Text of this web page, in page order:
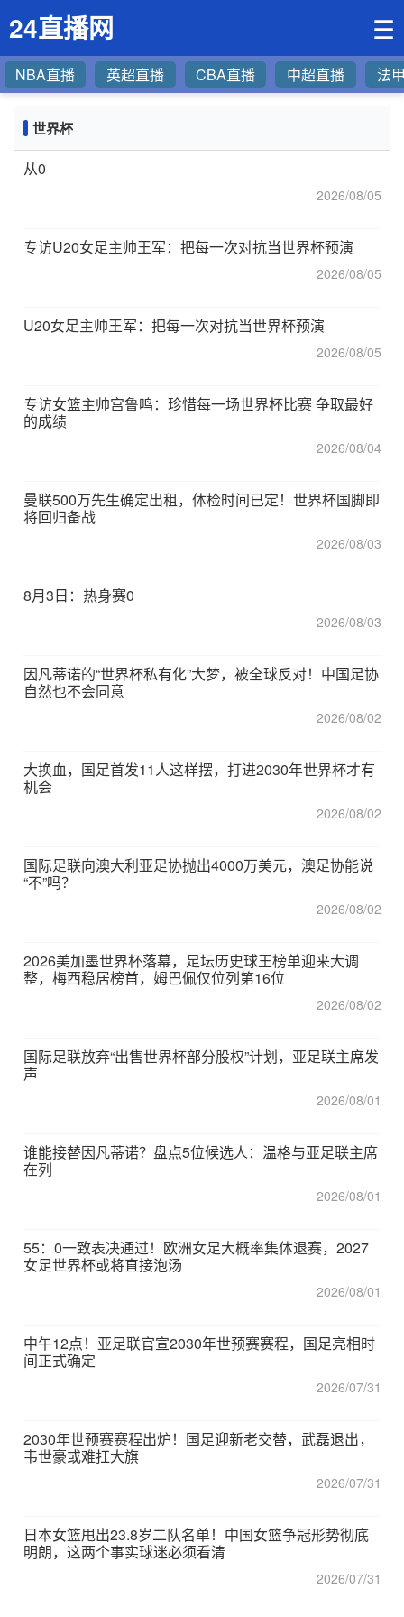
24直播网 ☰
NBA直播 英超直播 CBA直播 中超直播 法
世界杯
从0
2026/08/05
专访U20女足主帅王军：把每一次对抗当世界杯预演
2026/08/05
U20女足主帅王军：把每一次对抗当世界杯预演
2026/08/05
专访女篮主帅宫鲁鸣：珍惜每一场世界杯比赛 争取最好
的成绩
2026/08/04
曼联500万先生确定出租，体检时间已定！世界杯国脚即
将回归备战
2026/08/03
8月3日：热身赛0
2026/08/03
因凡蒂诺的“世界杯私有化”大梦，被全球反对！中国足协
自然也不会同意
2026/08/02
大换血，国足首发11人这样摆，打进2030年世界杯才有
机会
2026/08/02
国际足联向澳大利亚足协抛出4000万美元，澳足协能说
“不”吗？
2026/08/02
2026美加墨世界杯落幕，足坛历史球王榜单迎来大调
整，梅西稳居榜首，姆巴佩仅位列第16位
2026/08/02
国际足联放弃“出售世界杯部分股权”计划，亚足联主席发
声
2026/08/01
谁能接替因凡蒂诺？盘点5位候选人：温格与亚足联主席
在列
2026/08/01
55：0一致表决通过！欧洲女足大概率集体退赛，2027
女足世界杯或将直接泡汤
2026/08/01
中午12点！亚足联官宣2030年世预赛赛程，国足亮相时
间正式确定
2026/07/31
2030年世预赛赛程出炉！国足迎新老交替，武磊退出，
韦世豪或难扛大旗
2026/07/31
日本女篮甩出23.8岁二队名单！中国女篮争冠形势彻底
明朗，这两个事实球迷必须看清
2026/07/31